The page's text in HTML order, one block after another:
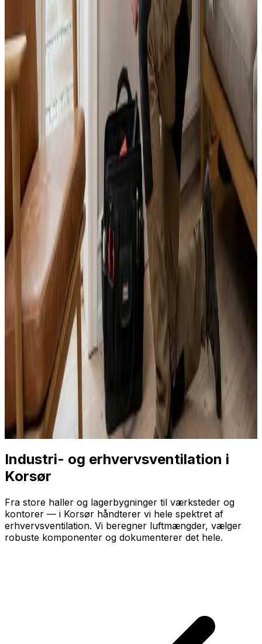
Alle mærker og systemer
Indhent tilbudRing 70 60 30 04
Industri- og erhvervsventilation i
Korsør
Fra store haller og lagerbygninger til værksteder og
kontorer — i Korsør håndterer vi hele spektret af
erhvervsventilation. Vi beregner luftmængder, vælger
robuste komponenter og dokumenterer det hele.